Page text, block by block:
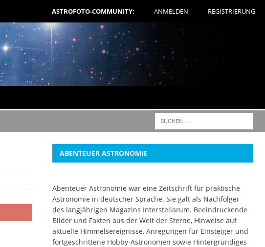
ASTROFOTO-COMMUNITY: ANMELDEN REGISTRIERUNG
ABENTEUER ASTRONOMIE
Abenteuer Astronomie war eine Zeitschrift für praktische
Astronomie in deutscher Sprache. Sie galt als Nachfolger
des langjährigen Magazins Interstellarum. Beeindruckende
Bilder und Fakten aus der Welt der Sterne, Hinweise auf
aktuelle Himmelsereignisse, Anregungen für Einsteiger und
fortgeschrittene Hobby-Astronomen sowie Hintergründiges